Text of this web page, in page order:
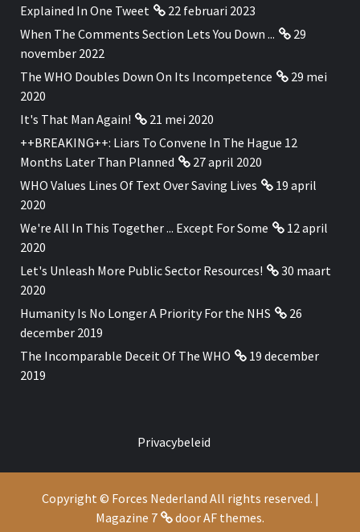
Explained In One Tweet
22 februari 2023
When The Comments Section Lets You Down ...
29
november 2022
The WHO Doubles Down On Its Incompetence
29 mei
2020
It's That Man Again!
21 mei 2020
++BREAKING++: Liars To Convene In The Hague 12
Months Later Than Planned
27 april 2020
WHO Values Lines Of Text Over Saving Lives
19 april
2020
We're All In This Together ... Except For Some
12 april
2020
Let's Unleash More Public Sector Resources!
30 maart
2020
Humanity Is No Longer A Priority For the NHS
26
december 2019
The Incomparable Deceit Of The WHO
19 december
2019
Privacybeleid
Copyright © Forces Nederland All rights reserved. |
Magazine 7
door AF themes.